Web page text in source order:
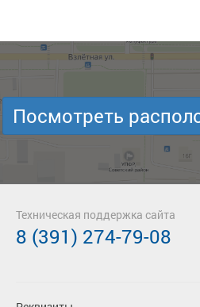
Посмотреть
Техническая поддержка сайта
8 (391) 274-79-08